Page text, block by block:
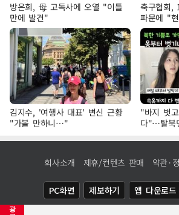
광
방은희, 母 고독사에 오열 "이틀
만에 발견"
축구협회,
파문에 "
김지수, '여행사 대표' 변신 근황
"가볼 만하니…"
"바지 벗
다"…탈북
수치심 회
회사소개 제휴/컨텐츠 판매 약관·
PC화면 제보하기 앱 다운로드